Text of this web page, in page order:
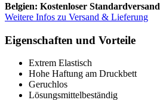
Belgien: Kostenloser Standardversand
Weitere Infos zu Versand & Lieferung
Eigenschaften und Vorteile
Extrem Elastisch
Hohe Haftung am Druckbett
Geruchlos
Lösungsmittelbeständig